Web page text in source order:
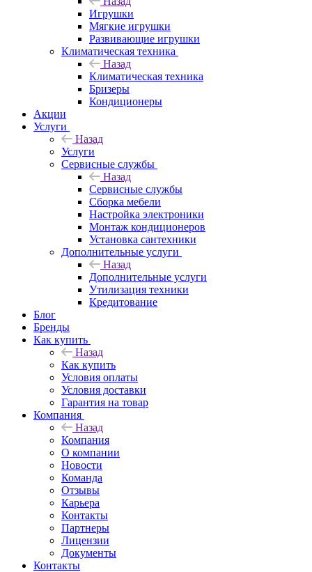
Игрушки
Мягкие игрушки
Развивающие игрушки
Климатическая техника
Назад
Климатическая техника
Бризеры
Кондиционеры
Акции
Услуги
Назад
Услуги
Сервисные службы
Назад
Сервисные службы
Сборка мебели
Настройка электроники
Монтаж кондиционеров
Установка сантехники
Дополнительные услуги
Назад
Дополнительные услуги
Утилизация техники
Кредитование
Блог
Бренды
Как купить
Назад
Как купить
Условия оплаты
Условия доставки
Гарантия на товар
Компания
Назад
Компания
О компании
Новости
Команда
Отзывы
Карьера
Контакты
Партнеры
Лицензии
Документы
Контакты